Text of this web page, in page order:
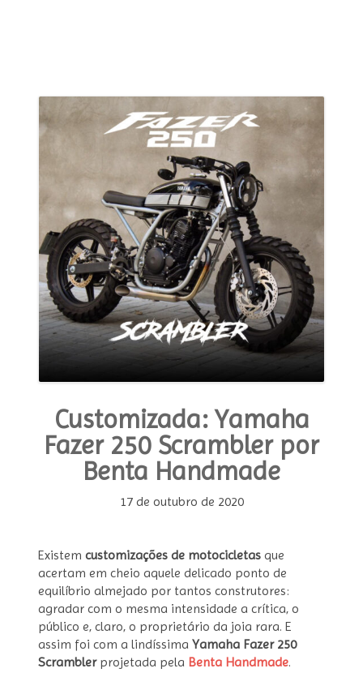
Customizada: Yamaha
Fazer 250 Scrambler por
Benta Handmade
17 de outubro de 2020
Existem customizações de motocicletas que
acertam em cheio aquele delicado ponto de
equilíbrio almejado por tantos construtores:
agradar com o mesma intensidade a crítica, o
público e, claro, o proprietário da joia rara. E
assim foi com a lindíssima Yamaha Fazer 250
Scramblerprojetada pela Benta Handmade.